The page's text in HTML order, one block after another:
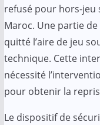
refusé pour hors-jeu
Maroc. Une partie
quitté l’aire de jeu
technique. Cette
nécessité
pour obtenir la
Le dispositif de